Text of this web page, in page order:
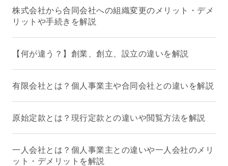
株式会社から合同会社への組織変更のメリット・デメ
リットや手続きを解説
【何が違う？】創業、創立、設立の違いを解説
有限会社とは？個人事業主や合同会社との違いを解説
原始定款とは？現行定款との違いや閲覧方法を解説
一人会社とは？個人事業主との違いや一人会社のメリ
ット・デメリットを解説